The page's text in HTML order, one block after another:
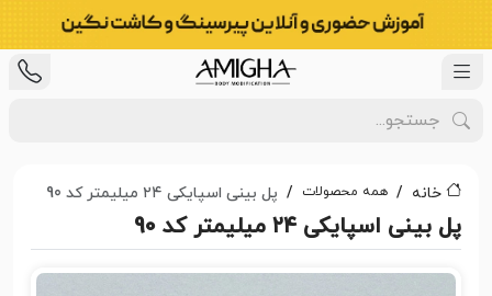
خانه همه محصولات پل بینی اسپایکی ۲۴ میلیمتر کد 90
پل بینی اسپایکی ۲۴ میلیمتر کد 90